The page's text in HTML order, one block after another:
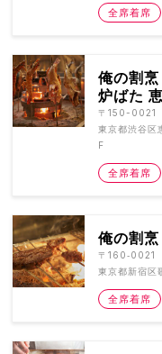
全席着席
俺の割
炉ばた
〒150-0021
東京都渋谷区
F
全席着席
俺の割
〒160‐0021
東京都新宿
全席着席